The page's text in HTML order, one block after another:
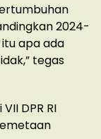
2024-
apa ada
tegas
DPR RI